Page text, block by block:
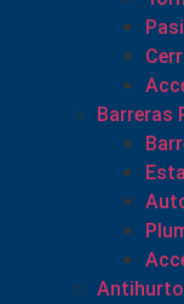
Barreras
Antihurto